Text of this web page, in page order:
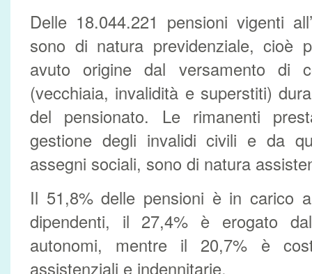
Delle 18.044.221 pensioni vigenti
sono di natura previdenziale, cioè
avuto origine dal versamento di
(vecchiaia, invalidità e superstiti)
del pensionato. Le rimanenti
gestione degli invalidi civili e da
assegni sociali, sono di natura
Il 51,8% delle pensioni è in carico
dipendenti, il 27,4% è erogato
autonomi, mentre il 20,7% è
assistenziali e indennitarie.